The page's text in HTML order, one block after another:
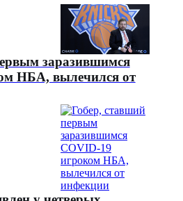
заразившимся
НБА, вылечился от